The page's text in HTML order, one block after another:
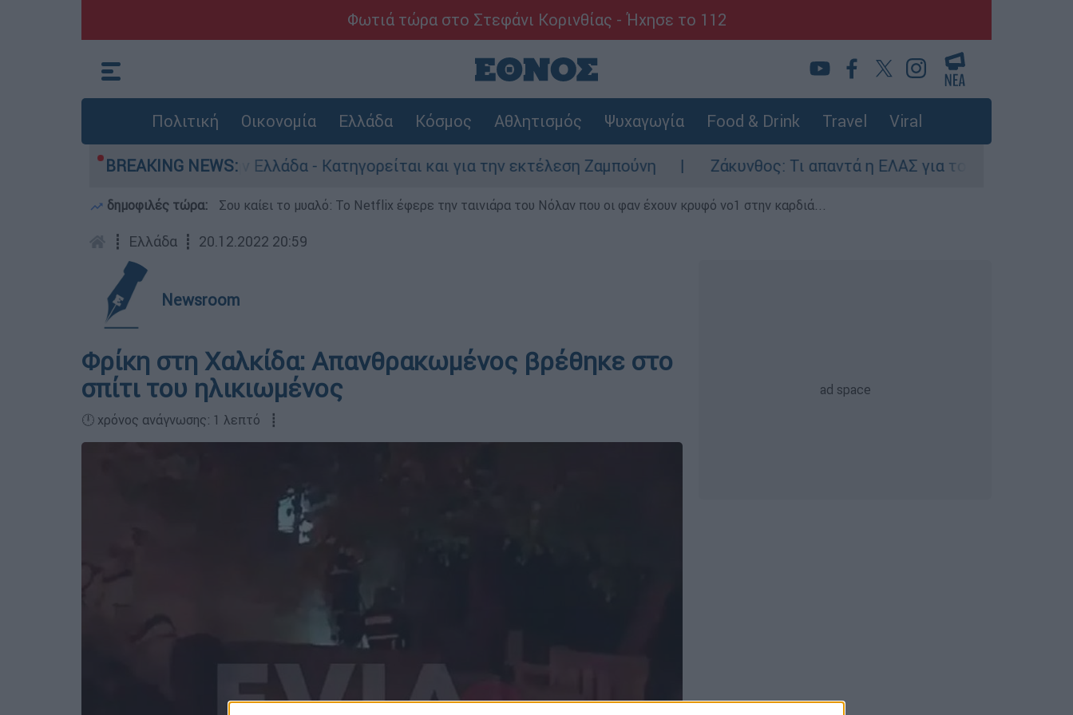
Φωτιά τώρα στο Στεφάνι Κορινθίας - Ήχησε το 112
Πολιτική Οικονομία Ελλάδα Κόσμος Αθλητισμός Ψυχαγωγία Food & Drink Travel Viral
BREAKING NEWS:
ανθρωποκτονίες στην Ελλάδα - Κατηγορείται και για την εκτέλεση Ζαμπούνη Ζάκυνθος: Τι απαντά η ΕΛΑΣ για τους 8 βιασμούς
δημοφιλές τώρα: Σου καίει το μυαλό: Το Netflix έφερε την ταινιάρα του Νόλαν που οι φαν έχουν κρυφό νο1 στην καρδιά...
┋ Ελλάδα ┋ 20.12.2022 20:59
Newsroom
Φρίκη στη Χαλκίδα: Απανθρακωμένος βρέθηκε στο
σπίτι του ηλικιωμένος
🕛 χρόνος ανάγνωσης: 1 λεπτό ┋